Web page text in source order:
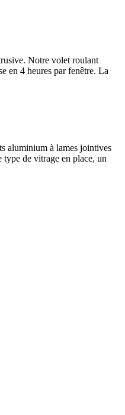
Notre volet roulant
en 4 heures par fenêtre. La
aluminium à lames jointives
de vitrage en place, un